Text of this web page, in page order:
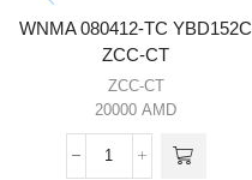
WNMA 080412-TC YBD152C
ZCC-CT
ZCC-CT
20000AMD